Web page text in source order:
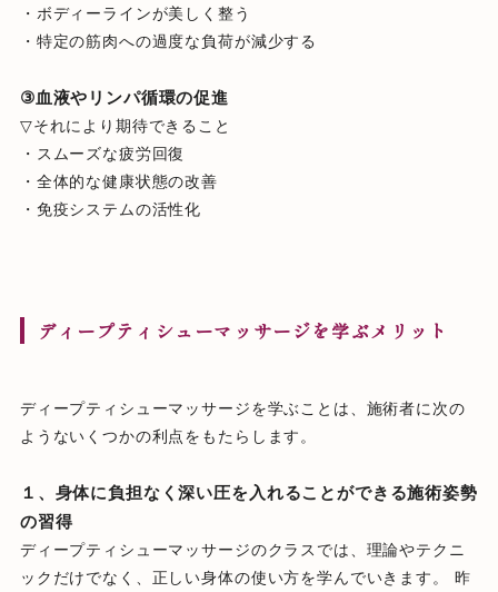
・ボディーラインが美しく整う
・特定の筋肉への過度な負荷が減少する
③血液やリンパ循環の促進
▽それにより期待できること
・スムーズな疲労回復
・全体的な健康状態の改善
・免疫システムの活性化
ディープティシューマッサージを学ぶメリット
ディープティシューマッサージを学ぶことは、施術者に次の
ようないくつかの利点をもたらします。
１、身体に負担なく深い圧を入れることができる施術姿勢
の習得
ディープティシューマッサージのクラスでは、理論やテクニ
ックだけでなく、正しい身体の使い方を学んでいきます。 昨